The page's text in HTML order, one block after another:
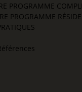
PROGRAMME
PROGRAMME